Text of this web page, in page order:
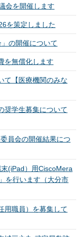
会を開催します
を策定しました
の開催について
を無償化します
て【医療機関のみな
奨学生募集について
員会の開催結果につ
(iPad）用CiscoMera
を行います（大分市
用職員）を募集して